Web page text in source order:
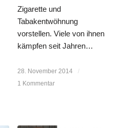
Zigarette und
Tabakentwöhnung
vorstellen. Viele von ihnen
kämpfen seit Jahren…
28. November 2014
/
1 Kommentar